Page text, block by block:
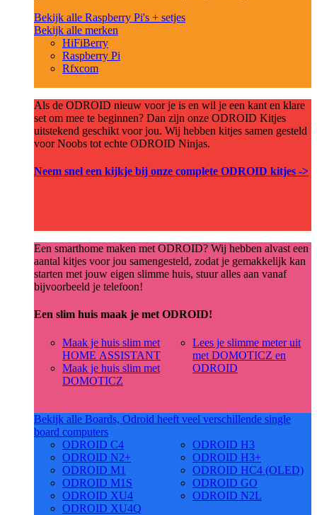
Bekijk alle Raspberry Pi's + setjes
Bekijk alle merken
HiFiBerry
Raspberry Pi
Rfxcom
Als de ODROID nieuw voor je is en wil je een kant en klare
set om mee te beginnen? Dan zijn onze ODROID Kitjes
uitstekend geschikt voor jou. Wij hebben kitjes samen gesteld
voor Noobs tot echte ODROID Ninjas.
Neem snel een kijkje bij onze complete ODROID kitjes ->
Een smarthome maken met ODROID? Wij hebben alvast een
aantal kitjes voor jou samengesteld, zodat je gemakkelijk kan
starten met jouw eigen slimme huis, stuur alles aan vanaf
bijvoorbeeld je telefoon!
Een slim huis maak je met ODROID!
Maak je huis slim met
HOME ASSISTANT
Maak je huis slim met
DOMOTICZ
Lees je slimme meter uit
met DOMOTICZ en
ODROID
Bekijk alle Boards, Odroid heeft veel verschillende single
board computers
ODROID C4
ODROID N2+
ODROID M1
ODROID M1S
ODROID XU4
ODROID XU4Q
ODROID H3
ODROID H3+
ODROID HC4 (OLED)
ODROID GO
ODROID N2L